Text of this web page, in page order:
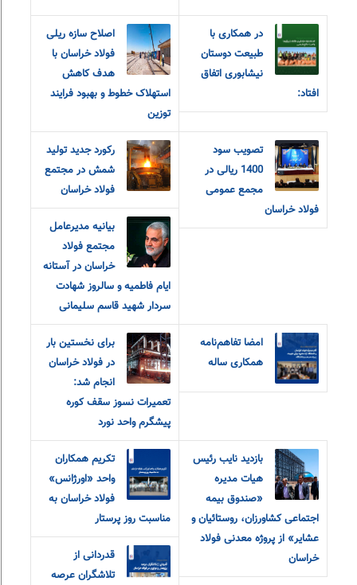
در همکاری با
طبیعت دوستان
نیشابوری اتفاق
افتاد:
اصلاح سازه ریلی
فولاد خراسان با
هدف کاهش
استهلاک خطوط و بهبود فرایند
توزین
تصویب سود
1400 ریالی در
مجمع عمومی
فولاد خراسان
رکورد جدید تولید
شمش در مجتمع
فولاد خراسان
بیانیه مدیرعامل
مجتمع فولاد
خراسان در آستانه
ایام فاطمیه و سالروز شهادت
سردار شهید قاسم سلیمانی
امضا تفاهم‌نامه
همکاری ساله
برای نخستین بار
در فولاد خراسان
انجام شد:
تعمیرات نسوز سقف کوره
پیشگرم واحد نورد
بازدید نایب رئیس
هیات مدیره
«صندوق بیمه
اجتماعی کشاورزان، روستائیان و
عشایر» از پروژه معدنی فولاد
خراسان
تکریم همکاران
واحد «اورژانس»
فولاد خراسان به
مناسبت روز پرستار
قدردانی از
تلاشگران عرصه